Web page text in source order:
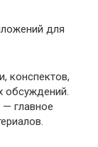
для
конспектов,
обсуждений.
главное